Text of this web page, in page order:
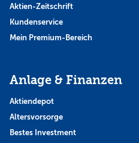
Aktien-Zeitschrift
Kundenservice
Mein Premium-Bereich
Anlage & Finanzen
Aktiendepot
Altersvorsorge
Bestes Investment